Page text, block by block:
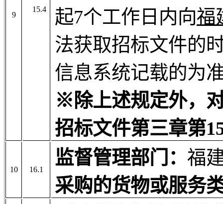
9
15.4
起7个工作日内向福
法获取招标文件的
信息系统记载的为
※除上述规定外，
招标文件第三章第
10 16.1
监督管理部门： 福
采购的货物或服务